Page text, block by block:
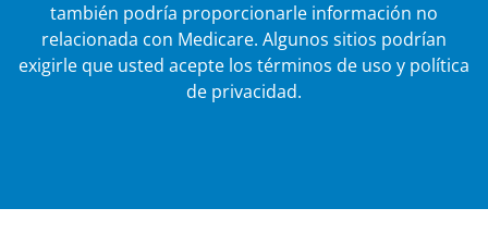
también podría proporcionarle información no
relacionada con Medicare. Algunos sitios podrían
exigirle que usted acepte los términos de uso y política
de privacidad.